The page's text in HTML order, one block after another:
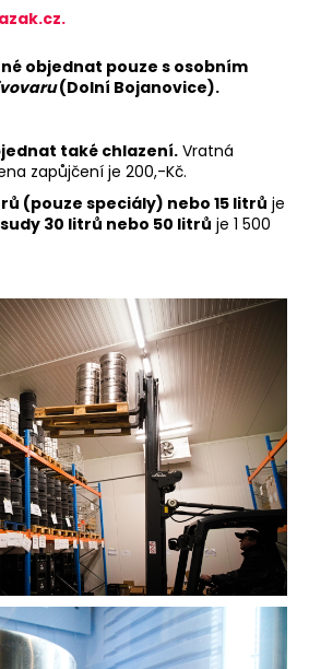
objednat pouze s osobním
(Dolní Bojanovice).
také chlazení. Vratná
zapůjčení je 200,-Kč.
(pouze speciály) nebo 15 litrů je
30 litrů nebo 50 litrů je 1 500
HLEDAT